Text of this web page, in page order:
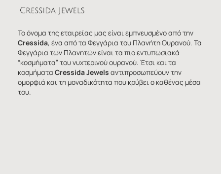
Το όνομα της εταιρείας μας είναι εμπνευσμένο από την
Cressida, ένα από τα Φεγγάρια του Πλανήτη Ουρανού. Τα
Φεγγάρια των Πλανητών είναι τα πιο εντυπωσιακά
“κοσμήματα” του νυχτερινού ουρανού. Έτσι και τα
κοσμήματα Cressida Jewels αντιπροσωπεύουν την
ομορφιά και τη μοναδικότητα που κρύβει ο καθένας μέσα
του.